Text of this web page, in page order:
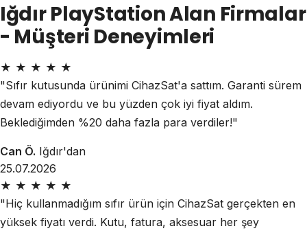
Iğdır PlayStation Alan Firmalar
- Müşteri Deneyimleri
★ ★ ★ ★ ★
"Sıfır kutusunda ürünimi CihazSat'a sattım. Garanti sürem
devam ediyordu ve bu yüzden çok iyi fiyat aldım.
Beklediğimden %20 daha fazla para verdiler!"
Can Ö. Iğdır'dan
25.07.2026
★ ★ ★ ★ ★
"Hiç kullanmadığım sıfır ürün için CihazSat gerçekten en
yüksek fiyatı verdi. Kutu, fatura, aksesuar her şey